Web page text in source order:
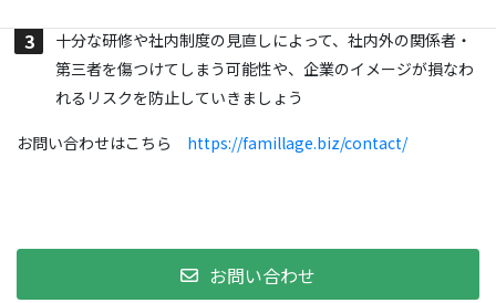
十分な研修や社内制度の見直しによって、社内外の関係者・
第三者を傷つけてしまう可能性や、企業のイメージが損なわ
れるリスクを防止していきましょう
お問い合わせはこちら https://famillage.biz/contact/
お問い合わせ